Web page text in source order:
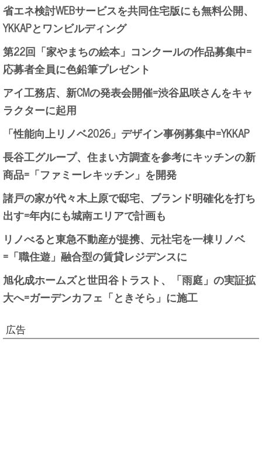
省エネ検討WEBサービスを共同住宅版にも無料公開、
YKKAPとワンビルディング
第22回「家やまちの絵本」コンクールの作品募集中=
応募者全員に色鉛筆プレゼント
アイ工務店、新CMの発表会開催=渋谷凪咲さんをキャ
ラクターに起用
「性能向上リノベ2026」デザイン事例募集中=YKKAP
長谷工グループ、住まい方調査を参考にキッチンの新
商品=「ファミーレキッチン」を開発
諸戸の家が代々木上原で邸宅、ブランド明確化を打ち
出す=年内にも城南エリアで計画も
リノべると東急不動産が提携、元社宅を一棟リノベ
=「職住遊」融合型の賃貸レジデンスに
旭化成ホームズと世田谷トラスト、「雨庭」の実証拡
大へ=ガーデンカフェ「ときそら」に施工
広告